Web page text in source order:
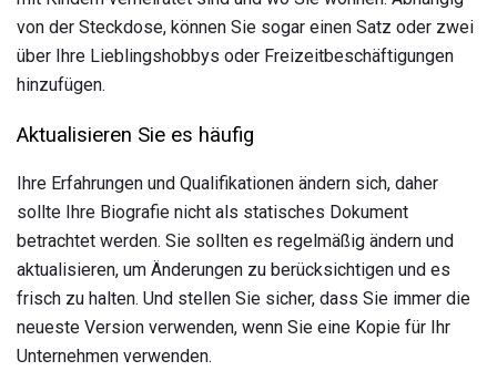
von der Steckdose, können Sie sogar einen Satz oder zwei
über Ihre Lieblingshobbys oder Freizeitbeschäftigungen
hinzufügen.
Aktualisieren Sie es häufig
Ihre Erfahrungen und Qualifikationen ändern sich, daher
sollte Ihre Biografie nicht als statisches Dokument
betrachtet werden. Sie sollten es regelmäßig ändern und
aktualisieren, um Änderungen zu berücksichtigen und es
frisch zu halten. Und stellen Sie sicher, dass Sie immer die
neueste Version verwenden, wenn Sie eine Kopie für Ihr
Unternehmen verwenden.